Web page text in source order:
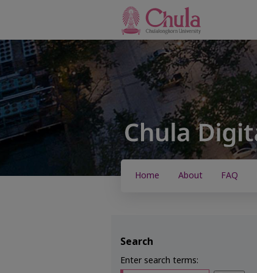
Home About FAQ
Search
Enter search terms: